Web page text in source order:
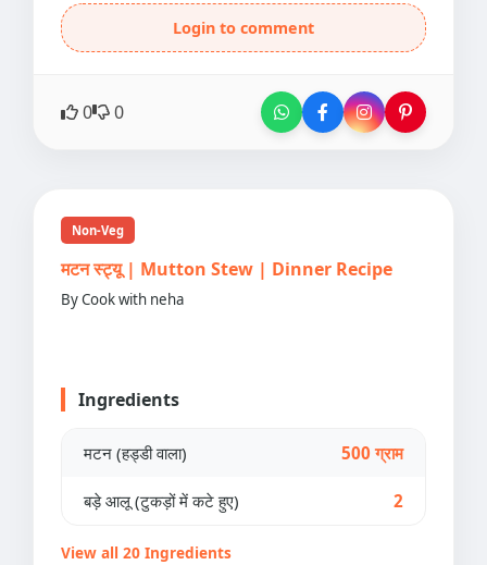
Login to comment
0 0
Non-Veg
मटन स्ट्यू | Mutton Stew | Dinner Recipe
By Cook with neha
Ingredients
मटन (हड्डी वाला) 500 ग्राम
बड़े आलू (टुकड़ों में कटे हुए) 2
View all 20 Ingredients